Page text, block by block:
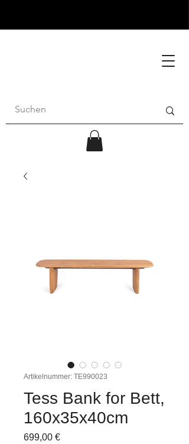
Artikelnummer: TE990023
Tess Bank for Bett,
160x35x40cm
699,00 €Preis